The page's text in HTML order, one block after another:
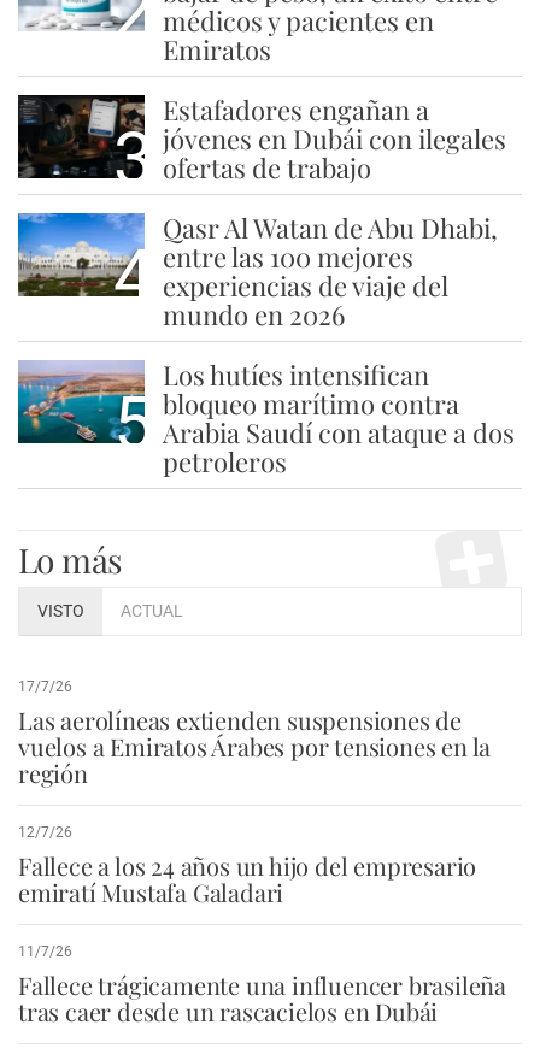
médicos y pacientes en
Emiratos
3
Estafadores engañan a
jóvenes en Dubái con ilegales
ofertas de trabajo
4
Qasr Al Watan de Abu Dhabi,
entre las 100 mejores
experiencias de viaje del
mundo en 2026
5
Los hutíes intensifican
bloqueo marítimo contra
Arabia Saudí con ataque a dos
petroleros
Lo más
VISTO ACTUAL
17/7/26
Las aerolíneas extienden suspensiones de
vuelos a Emiratos Árabes por tensiones en la
región
12/7/26
Fallece a los 24 años un hijo del empresario
emiratí Mustafa Galadari
11/7/26
Fallece trágicamente una influencer brasileña
tras caer desde un rascacielos en Dubái